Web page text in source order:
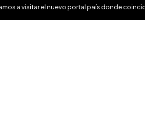
a visitar el nuevo portal país donde